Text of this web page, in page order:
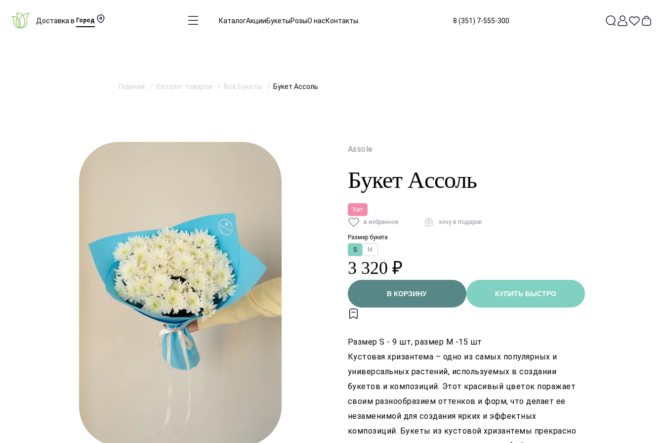
Доставка в Город КаталогАкцииБукетыРозыО насКонтакты 8 (351) 7-555-300
Главная Каталог товаров Все Букеты Букет Ассоль
Assole
Букет Ассоль
Хит
в избранное
хочу в подарок
Размер букета
S
M
3 320 ₽
В КОРЗИНУ КУПИТЬ БЫСТРО
Размер S - 9 шт, размер M -15 шт
Кустовая хризантема – одно из самых популярных и
универсальных растений, используемых в создании
букетов и композиций. Этот красивый цветок поражает
своим разнообразием оттенков и форм, что делает ее
незаменимой для создания ярких и эффектных
композиций. Букеты из кустовой хризантемы прекрасно